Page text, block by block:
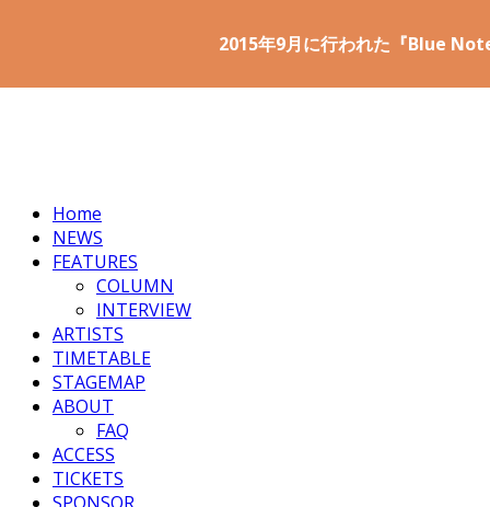
2015年9月に行われた『Blue
Home
NEWS
FEATURES
COLUMN
INTERVIEW
ARTISTS
TIMETABLE
STAGEMAP
ABOUT
FAQ
ACCESS
TICKETS